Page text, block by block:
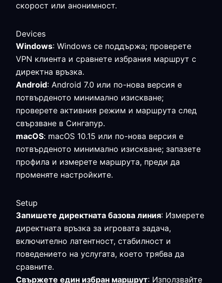
скорост или анонимност.
Devices
Windows: Windows се поддържа; проверете
VPN клиента и сравнете избрания маршрут с
директна връзка.
Android: Android 7.0 или по-нова версия е
потвърденото минимално изискване;
проверете активния режим и маршрута след
свързване в Сингапур.
macOS: macOS 10.15 или по-нова версия е
потвърденото минимално изискване; запазете
профила и измерете маршрута, преди да
променяте настройките.
Setup
Запишете директната базова линия: Измерете
директната връзка за игровата задача,
включително латентност, стабилност и
поведението на услугата, което трябва да
сравните.
Свържете един избран маршрут: Използвайте